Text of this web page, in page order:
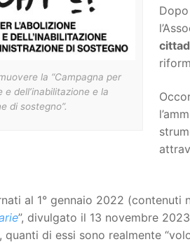
la “Campagna per
e dell’inabilitazione e la
di sostegno”.
al 1° gennaio 2022 (contenuti
”, divulgato il 13 novembre
, quanti di essi sono realmente